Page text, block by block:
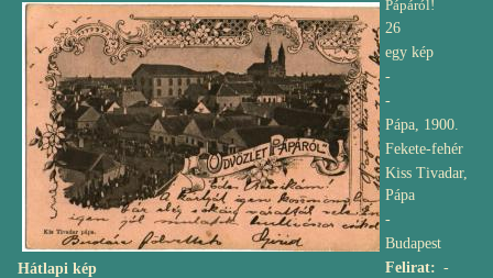
Hátlapi kép Felirat
Pápáról!
26
egy kép
-
-
Pápa, 1900.
Fekete-fehér
Kiss Tivadar,
Pápa
-
Budapest
-